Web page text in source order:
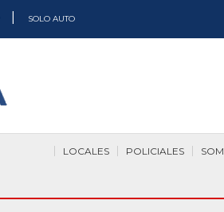
SOLO AUTO
POLICIALES
LOCALES